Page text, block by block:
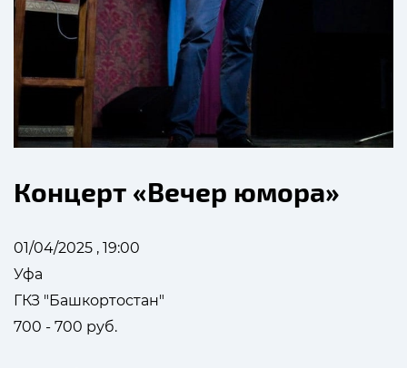
Концерт «Вечер юмора»
01/04/2025 , 19:00
Уфа
ГКЗ "Башкортостан"
700 - 700 руб.